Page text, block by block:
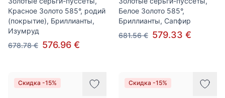
Красное Золото 585°, родий
(покрытие), Бриллианты,
Изумруд
678.78 € 576.96 €
Белое Золото 585°,
Бриллианты, Сапфир
681.56 € 579.33 €
Скидка -15% Скидка -15%